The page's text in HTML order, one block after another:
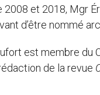
2008 et 2018, Mgr
d’être nommé
est membre du
de la revue